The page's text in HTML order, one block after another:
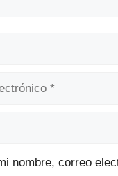
nombre, correo